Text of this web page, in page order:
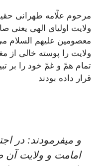
مرحوم علّامه طهرانى
ولايت اولياى الهى يعنى
معصومين علیهم السلام
ولايت را پوسته خالى از
تمام همّ و غمّ خود را بر
قرار داده بودند
و می‏فرمودند: در
امامت و ولايت آن